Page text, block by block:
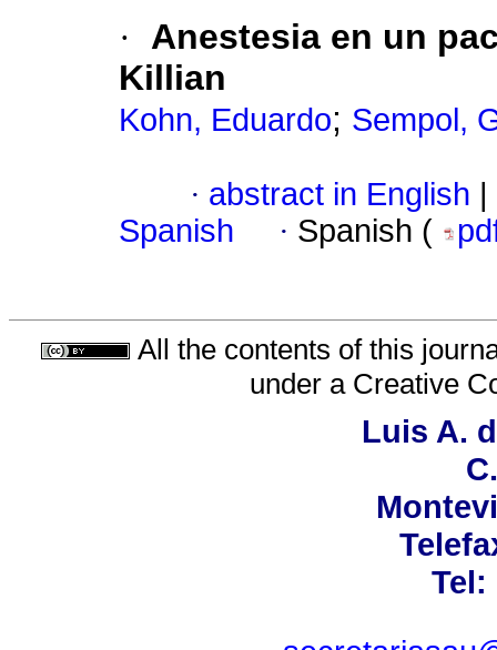
·
Anestesia en un
Killian
Kohn, Eduardo; Sempol,
· abstract in English
Spanish
· Spanish (
All the contents of this
under a Creative
Luis A.
Tel: